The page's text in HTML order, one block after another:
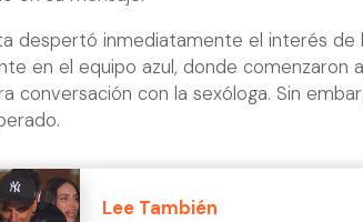
despertó inmediatamente el interés de
en el equipo azul, donde comenzaron
conversación con la sexóloga. Sin
Lee También